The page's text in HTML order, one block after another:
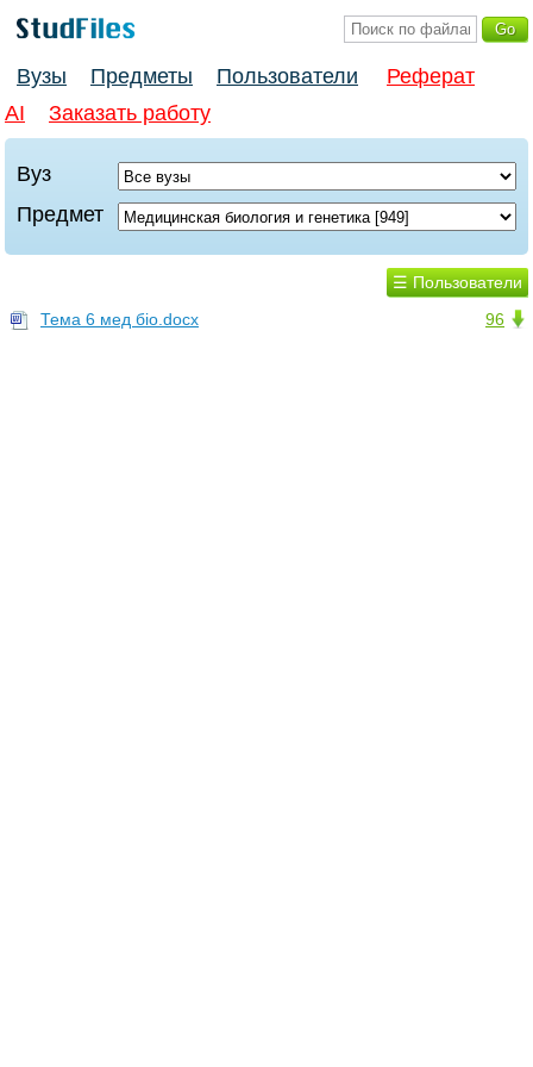
Вузы Предметы Пользователи
Реферат
AI
Заказать работу
Вуз
Предмет
☰ Пользователи
96
Тема 6 мед біо.docx